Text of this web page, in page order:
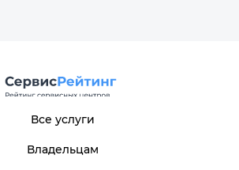
Все услуги
Владельцам